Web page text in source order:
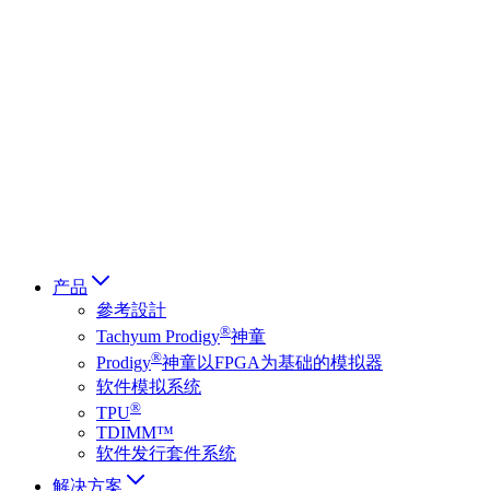
产品
參考設計
Tachyum Prodigy®神童
Prodigy®神童以FPGA为基础的模拟器
软件模拟系统
TPU®
TDIMM™
软件发行套件系统
解决方案